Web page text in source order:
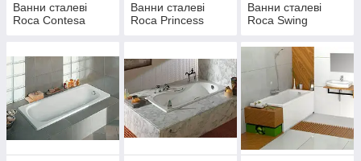
Ванни сталеві
Roca Contesa
Ванни сталеві
Roca Princess
Ванни сталеві
Roca Swing